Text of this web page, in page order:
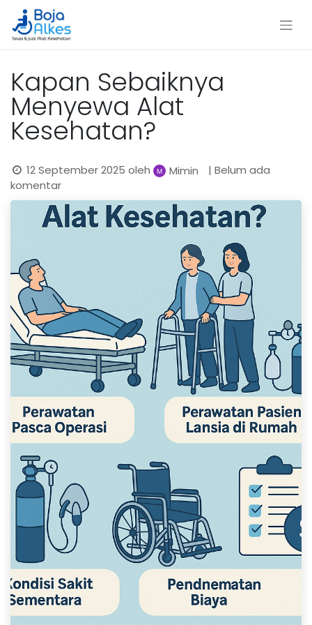
Kapan Sebaiknya
Menyewa Alat
Kesehatan?
12 September 2025 oleh Mimin
| Belum ada
komentar